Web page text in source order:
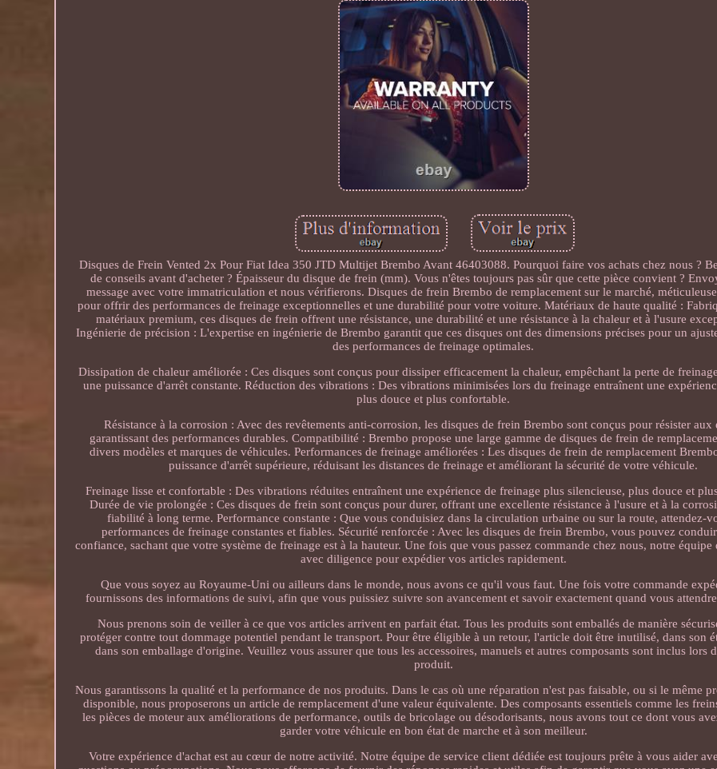
Disques de Frein Vented 2x Pour Fiat Idea 350 JTD Multijet Brembo Avant 46403088. Pourquoi faire vos achats chez nous ?
de conseils avant d'acheter ? Épaisseur du disque de frein (mm). Vous n'êtes toujours pas sûr que cette pièce convient ?
message avec votre immatriculation et nous vérifierons. Disques de frein Brembo de remplacement sur le marché,
pour offrir des performances de freinage exceptionnelles et une durabilité pour votre voiture. Matériaux de haute qualité :
matériaux premium, ces disques de frein offrent une résistance, une durabilité et une résistance à la chaleur et à l'usure
Ingénierie de précision : L'expertise en ingénierie de Brembo garantit que ces disques ont des dimensions précises pour un
des performances de freinage optimales.
Dissipation de chaleur améliorée : Ces disques sont conçus pour dissiper efficacement la chaleur, empêchant la perte de
une puissance d'arrêt constante. Réduction des vibrations : Des vibrations minimisées lors du freinage entraînent une
plus douce et plus confortable.
Résistance à la corrosion : Avec des revêtements anti-corrosion, les disques de frein Brembo sont conçus pour résister aux
garantissant des performances durables. Compatibilité : Brembo propose une large gamme de disques de frein de
divers modèles et marques de véhicules. Performances de freinage améliorées : Les disques de frein de remplacement
puissance d'arrêt supérieure, réduisant les distances de freinage et améliorant la sécurité de votre véhicule.
Freinage lisse et confortable : Des vibrations réduites entraînent une expérience de freinage plus silencieuse, plus douce et
Durée de vie prolongée : Ces disques de frein sont conçus pour durer, offrant une excellente résistance à l'usure et à la
fiabilité à long terme. Performance constante : Que vous conduisiez dans la circulation urbaine ou sur la route, attendez-
performances de freinage constantes et fiables. Sécurité renforcée : Avec les disques de frein Brembo, vous pouvez
confiance, sachant que votre système de freinage est à la hauteur. Une fois que vous passez commande chez nous, notre équipe
avec diligence pour expédier vos articles rapidement.
Que vous soyez au Royaume-Uni ou ailleurs dans le monde, nous avons ce qu'il vous faut. Une fois votre commande
fournissons des informations de suivi, afin que vous puissiez suivre son avancement et savoir exactement quand vous
Nous prenons soin de veiller à ce que vos articles arrivent en parfait état. Tous les produits sont emballés de manière
protéger contre tout dommage potentiel pendant le transport. Pour être éligible à un retour, l'article doit être inutilisé, dans son
dans son emballage d'origine. Veuillez vous assurer que tous les accessoires, manuels et autres composants sont inclus lors
produit.
Nous garantissons la qualité et la performance de nos produits. Dans le cas où une réparation n'est pas faisable, ou si le même
disponible, nous proposerons un article de remplacement d'une valeur équivalente. Des composants essentiels comme les
les pièces de moteur aux améliorations de performance, outils de bricolage ou désodorisants, nous avons tout ce dont vous
garder votre véhicule en bon état de marche et à son meilleur.
Votre expérience d'achat est au cœur de notre activité. Notre équipe de service client dédiée est toujours prête à vous aider